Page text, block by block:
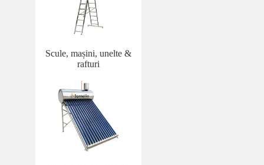
Scule, mașini, unelte &
rafturi